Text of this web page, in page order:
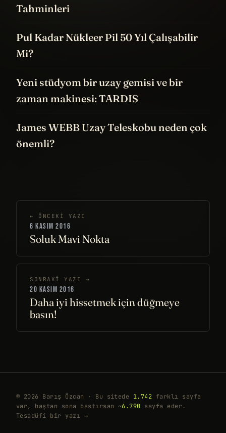
Tahminleri
Pul Kadar Nükleer Pil 50 Yıl Çalışabilir
Mi?
Yeni stüdyom bir uzay gemisi ve bir
zaman makinesi: TARDIS
James WEBB Uzay Teleskobu neden çok
önemli?
← ÖNCEKI YAZI
6 KASIM 2016
Soluk Mavi Nokta
SONRAKI YAZI →
20 KASIM 2016
Daha iyi hissetmek için düğmeye
basın!
© 2026 Barış Özcan · Bu sitede 1.742 farklı sayfa
var, baştan sona bastırsan ~6.790 sayfa eder.
Tesadüfi bir yazı →